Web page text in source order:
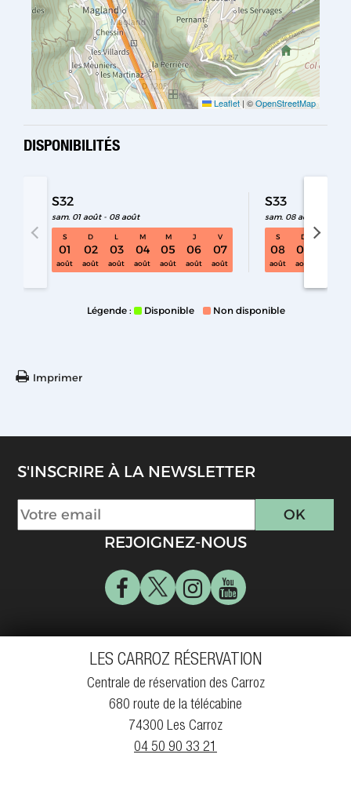
Leaflet | ©OpenStreetMap
DISPONIBILITÉS
S32
sam. 01 août - 08 août
S
01
août
D
02
août
L
03
août
M
04
août
M
05
août
J
06
août
V
07
août
S33
sam. 08 août - 15 août
S
08
août
D
09
août
S32 sam. 01 août - 08 août
Légende : Disponible Non disponible
Imprimer
S'INSCRIRE À LA NEWSLETTER
REJOIGNEZ-NOUS
LES CARROZ RÉSERVATION
Centrale de réservation des Carroz
680 route de la télécabine
74300 Les Carroz
04 50 90 33 21